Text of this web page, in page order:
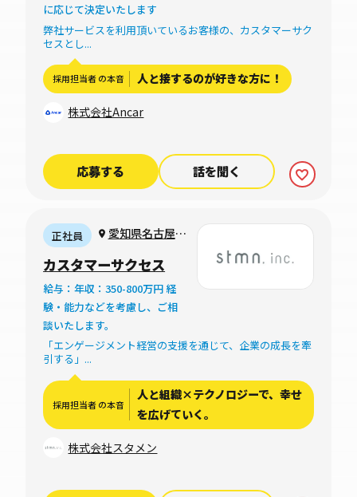
に応じて決定いたします
弊社サービスを利用頂いているお客様の、カスタマーサク
セスとし...
採用担当者 の本音 人と接するのが好きな方に！
株式会社Ancar
応募する 話を聞く
正社員
愛知県名古屋市
14-8
カスタマーサクセス
給与：年収：350-800万円 経
験・能力などを考慮し、ご相
談いたします。
「エンゲージメント経営の支援を通じて、企業の成長を牽
引する」...
採用担当者 の本音
人と組織×テクノロジーで、幸せ
を広げていく。
株式会社スタメン